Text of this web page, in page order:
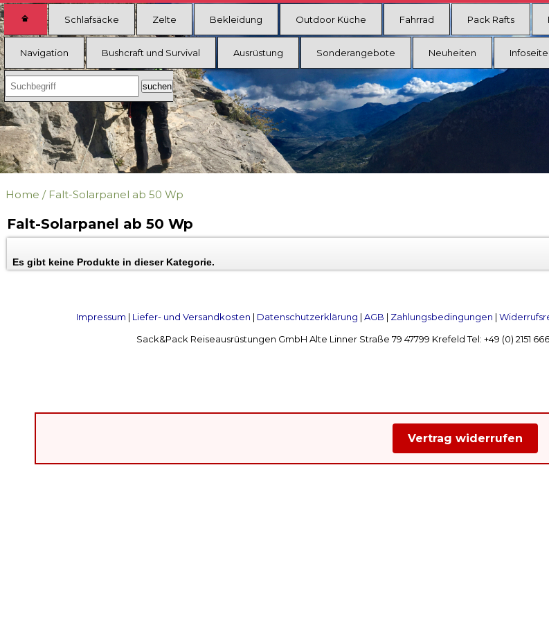
Schlafsäcke Zelte Bekleidung Outdoor Küche Fahrrad Pack Rafts
Navigation Bushcraft und Survival Ausrüstung Sonderangebote Neuheiten
Home / Falt-Solarpanel ab 50 Wp
Falt-Solarpanel ab 50 Wp
Es gibt keine Produkte in dieser Kategorie.
Impressum | Liefer- und Versandkosten | Datenschutzerklärung | AGB | Zahlungsbedingungen |
Sack&Pack Reiseausrüstungen GmbH Alte Linner Straße 79 47799 Krefeld Tel: +49 (0) 2151
Vertrag widerrufen